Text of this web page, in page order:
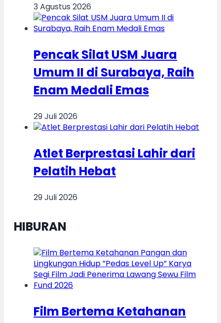
3 Agustus 2026
Pencak Silat USM Juara
Umum II di Surabaya, Raih
Enam Medali Emas
29 Juli 2026
Atlet Berprestasi Lahir dari
Pelatih Hebat
29 Juli 2026
HIBURAN
Film Bertema Ketahanan